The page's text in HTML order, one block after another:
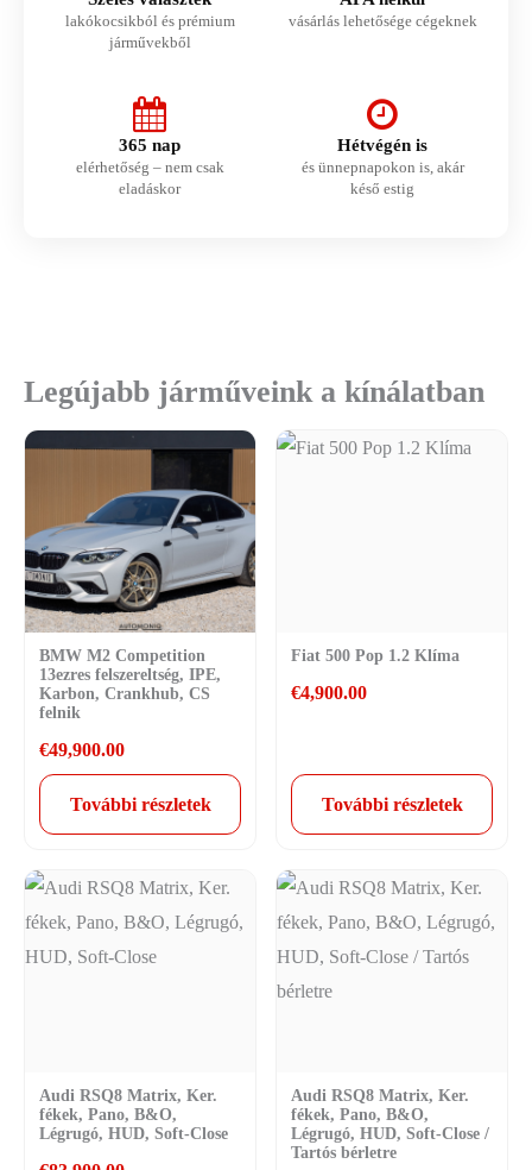
lakókocsikból és prémium
járművekből
vásárlás lehetősége cégeknek
365 nap
elérhetőség – nem csak
eladáskor
Hétvégén is
és ünnepnapokon is, akár
késő estig
Legújabb járműveink a kínálatban
BMW M2 Competition
13ezres felszereltség, IPE,
Karbon, Crankhub, CS
felnik
€49,900.00
További részletek
Fiat 500 Pop 1.2 Klíma
€4,900.00
További részletek
Audi RSQ8 Matrix, Ker.
fékek, Pano, B&O,
Légrugó, HUD, Soft-Close
Audi RSQ8 Matrix, Ker.
fékek, Pano, B&O,
Légrugó, HUD, Soft-Close /
Tartós bérletre